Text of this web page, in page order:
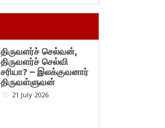
திருவளர்ச் செல்வன்,
திருவளர்ச் செல்வி
சரியா? – இலக்குவனார்
திருவள்ளுவன்
21 July 2026